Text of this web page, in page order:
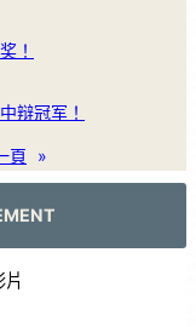
！
辩冠军！
頁 »